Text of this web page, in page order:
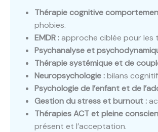
Thérapie cognitive
phobies.
EMDR :approche ciblée pour
Psychanalyse et
Thérapie systémique et de
Neuropsychologie :bilans
Psychologie de l’enfant et de
Gestion du stress et burnout :
Thérapies ACT et pleine
présent et l’acceptation.